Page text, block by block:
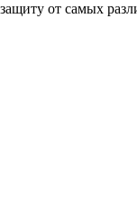
от самых